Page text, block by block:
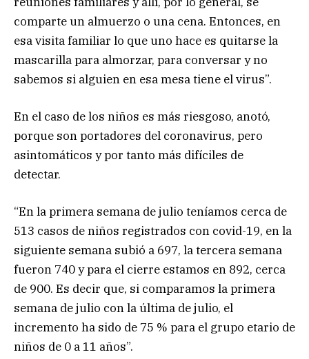
comparte un almuerzo o una cena. Entonces, en
esa visita familiar lo que uno hace es quitarse la
mascarilla para almorzar, para conversar y no
sabemos si alguien en esa mesa tiene el virus”.
En el caso de los niños es más riesgoso, anotó,
porque son portadores del coronavirus, pero
asintomáticos y por tanto más difíciles de
detectar.
“En la primera semana de julio teníamos cerca de
513 casos de niños registrados con covid-19, en la
siguiente semana subió a 697, la tercera semana
fueron 740 y para el cierre estamos en 892, cerca
de 900. Es decir que, si comparamos la primera
semana de julio con la última de julio, el
incremento ha sido de 75 % para el grupo etario de
niños de 0 a 11 años”.